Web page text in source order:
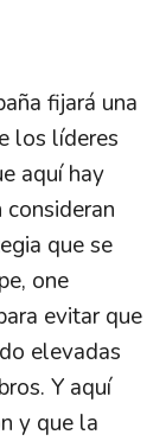
fijará una
los líderes
aquí hay
que se
one
evitar que
elevadas
Y aquí
y que la